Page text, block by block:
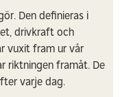
Den definieras i
drivkraft och
vuxit fram ur vår
riktningen framåt. De
varje dag.